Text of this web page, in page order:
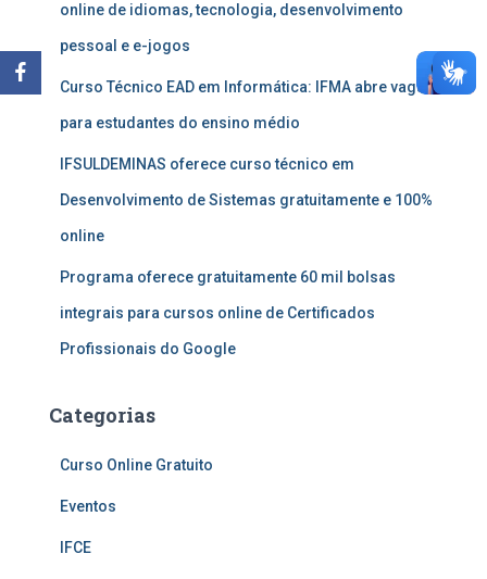
online de idiomas, tecnologia, desenvolvimento
pessoal e e-jogos
Curso Técnico EAD em Informática: IFMA abre vagas
para estudantes do ensino médio
IFSULDEMINAS oferece curso técnico em
Desenvolvimento de Sistemas gratuitamente e 100%
online
Programa oferece gratuitamente 60 mil bolsas
integrais para cursos online de Certificados
Profissionais do Google
Categorias
Curso Online Gratuito
Eventos
IFCE